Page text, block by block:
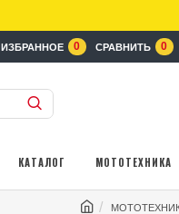
ИЗБРАННОЕ 0 СРАВНИТЬ 0
КАТАЛОГ МОТОТЕХНИКА